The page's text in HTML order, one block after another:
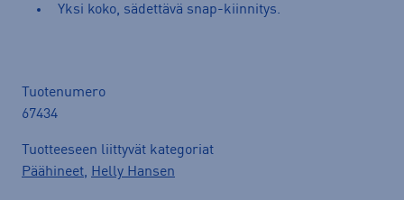
Yksi koko, sädettävä snap-kiinnitys.
Tuotenumero
67434
Tuotteeseen liittyvät kategoriat
Päähineet, Helly Hansen